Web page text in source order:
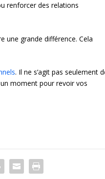
renforcer des relations
une grande différence. Cela
. Il ne s’agit pas seulement
moment pour revoir vos